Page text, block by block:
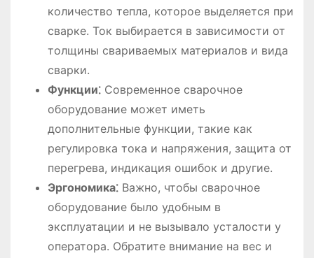
количество тепла, которое выделяется при
сварке. Ток выбирается в зависимости от
толщины свариваемых материалов и вида
сварки.
Функции⁚Современное сварочное
оборудование может иметь
дополнительные функции, такие как
регулировка тока и напряжения, защита от
перегрева, индикация ошибок и другие.
Эргономика⁚Важно, чтобы сварочное
оборудование было удобным в
эксплуатации и не вызывало усталости у
оператора. Обратите внимание на вес и